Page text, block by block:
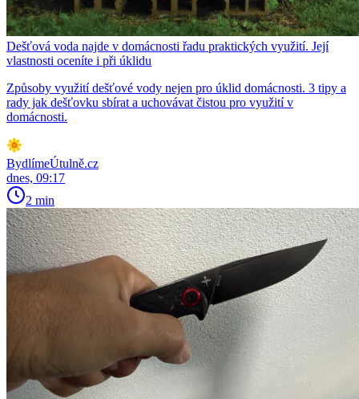
Dešťová voda najde v domácnosti řadu praktických využití. Její
vlastnosti oceníte i při úklidu
Způsoby využití dešťové vody nejen pro úklid domácnosti. 3 tipy a
rady jak dešťovku sbírat a uchovávat čistou pro využití v
domácnosti.
BydlímeÚtulně.cz
dnes, 09:17
2 min